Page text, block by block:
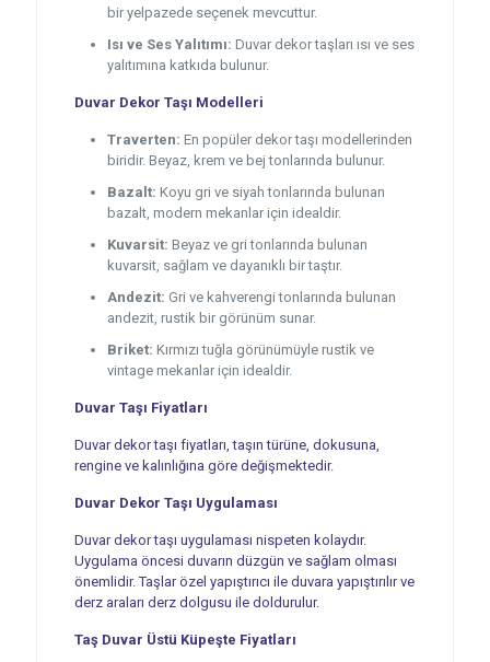
bir yelpazede seçenek mevcuttur.
Isı ve Ses Yalıtımı: Duvar dekor taşları ısı ve ses
yalıtımına katkıda bulunur.
Duvar Dekor Taşı Modelleri
Traverten: En popüler dekor taşı modellerinden
biridir. Beyaz, krem ve bej tonlarında bulunur.
Bazalt: Koyu gri ve siyah tonlarında bulunan
bazalt, modern mekanlar için idealdir.
Kuvarsit: Beyaz ve gri tonlarında bulunan
kuvarsit, sağlam ve dayanıklı bir taştır.
Andezit: Gri ve kahverengi tonlarında bulunan
andezit, rustik bir görünüm sunar.
Briket: Kırmızı tuğla görünümüyle rustik ve
vintage mekanlar için idealdir.
Duvar Taşı Fiyatları
Duvar dekor taşı fiyatları, taşın türüne, dokusuna,
rengine ve kalınlığına göre değişmektedir.
Duvar Dekor Taşı Uygulaması
Duvar dekor taşı uygulaması nispeten kolaydır.
Uygulama öncesi duvarın düzgün ve sağlam olması
önemlidir. Taşlar özel yapıştırıcı ile duvara yapıştırılır ve
derz araları derz dolgusu ile doldurulur.
Taş Duvar Üstü Küpeşte Fiyatları